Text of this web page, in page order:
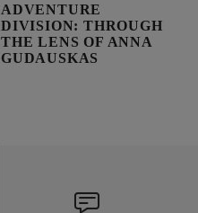
ADVENTURE
DIVISION: THROUGH
THE LENS OF ANNA
GUDAUSKAS